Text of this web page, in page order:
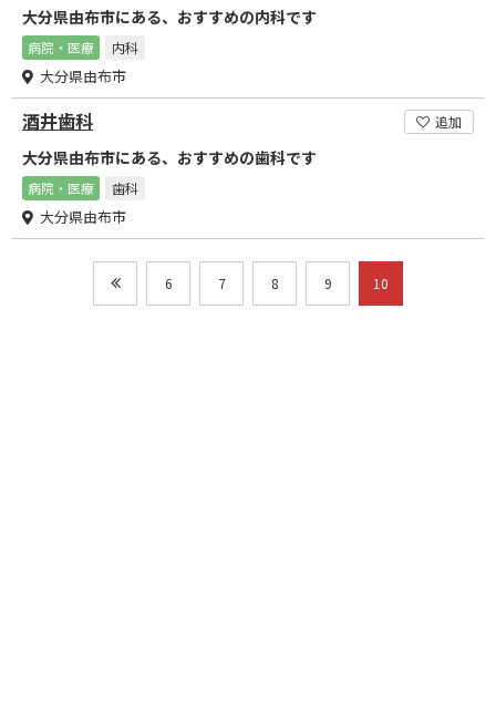
大分県由布市にある、おすすめの内科です
病院・医療 内科
大分県由布市
酒井歯科 追加
大分県由布市にある、おすすめの歯科です
病院・医療 歯科
大分県由布市
6 7 8 9 10